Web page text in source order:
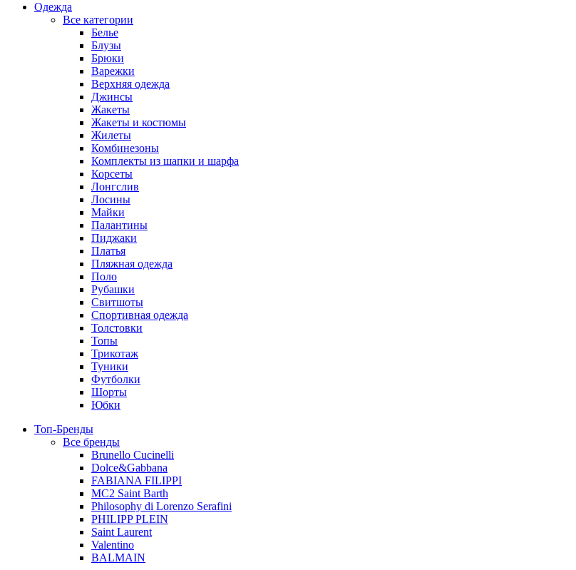
Одежда
Все категории
Белье
Блузы
Брюки
Варежки
Верхняя одежда
Джинсы
Жакеты
Жакеты и костюмы
Жилеты
Комбинезоны
Комплекты из шапки и шарфа
Корсеты
Лонгслив
Лосины
Майки
Палантины
Пиджаки
Платья
Пляжная одежда
Поло
Рубашки
Свитшоты
Спортивная одежда
Толстовки
Топы
Трикотаж
Туники
Футболки
Шорты
Юбки
Топ-Бренды
Все бренды
Brunello Cucinelli
Dolce&Gabbana
FABIANA FILIPPI
MC2 Saint Barth
Philosophy di Lorenzo Serafini
PHILIPP PLEIN
Saint Laurent
Valentino
BALMAIN